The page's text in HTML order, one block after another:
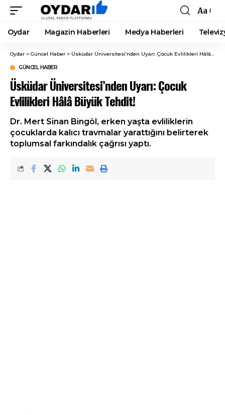
Font
Resizer
Aa
Oydar Magazin Haberleri Medya Haberleri
Oydar > Güncel Haber > Üsküdar Üniversitesi’nden Uyarı: Çocuk Evlilikleri Hâlâ Büyük Tehdit!
GÜNCEL HABER
Üsküdar Üniversitesi’nden Uyarı: Çocuk
Evlilikleri Hâlâ Büyük Tehdit!
Dr. Mert Sinan Bingöl, erken yaşta evliliklerin
çocuklarda kalıcı travmalar yarattığını belirterek
toplumsal farkındalık çağrısı yaptı.